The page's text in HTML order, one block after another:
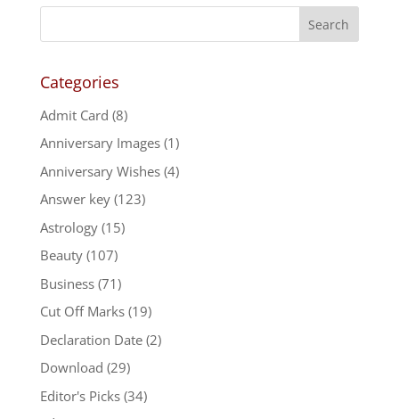
Categories
Admit Card (8)
Anniversary Images(1)
Anniversary Wishes(4)
Answer key(123)
Astrology(15)
Beauty(107)
Business(71)
Cut Off Marks(19)
Declaration Date(2)
Download (29)
Editor's Picks(34)